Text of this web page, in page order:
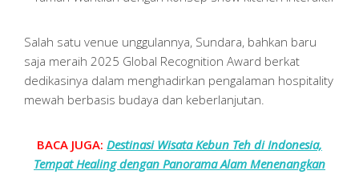
Salah satu venue unggulannya, Sundara, bahkan baru
saja meraih 2025 Global Recognition Award berkat
dedikasinya dalam menghadirkan pengalaman hospitality
mewah berbasis budaya dan keberlanjutan.
BACA JUGA: Destinasi Wisata Kebun Teh di Indonesia,
Tempat Healing dengan Panorama Alam Menenangkan